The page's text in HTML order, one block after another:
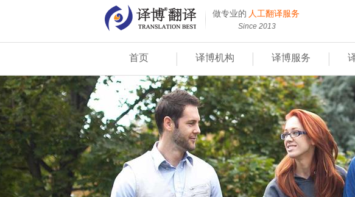
做专业的 人工翻译服务
Since 2013
|
首页 |
译博机构 |
译博服务